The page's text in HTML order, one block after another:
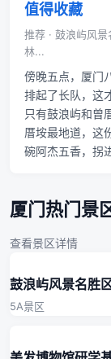
值得收藏
推荐 · 鼓浪屿风
林...
傍晚五点，厦门
排起了长队，这
只有鼓浪屿和曾
厝垵最地道，这
碗阿杰五香，拐
厦门热门景
查看景区详情
鼓浪屿风景名胜
5A景区